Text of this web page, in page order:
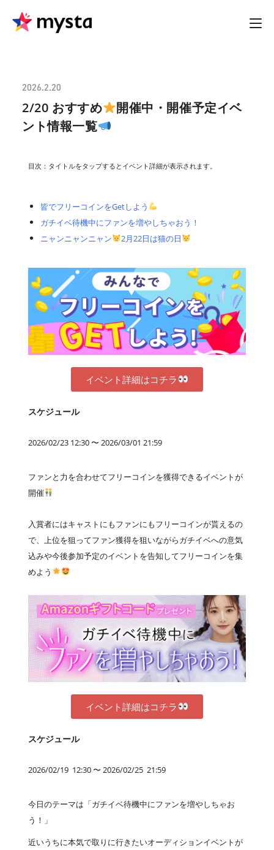
2026.2.20
2/20 おすすめ
開催中・開催予定イベ
ント情報一覧
目次：タイトルをタップするとイベント詳細が表示されます。
皆でフリーコインをGetしよう
ガチイベ待機中にファンを増やしちゃおう！
ニャンニャンニャン
2月22日は猫の日
イベント詳細はコチラ
スケジュール
2026/02/23 12:30 〜 2026/03/01 21:59
ファンと力を合わせてフリーコインを獲得できるイベントが
開催
入賞者にはキャストにもファンにもフリーコインが貰えるの
で、上位を狙ってファン獲得を狙いながらガチイベへの意気
込みや今後参加予定のイベントを告知してフリーコインを集
めよう
イベント詳細はコチラ
スケジュール
2026/02/19 12:30 〜 2026/02/25 21:59
今日のテーマは「ガチイベ待機中にファンを増やしちゃお
う！」
近いうちに本気で取りに行きたいオーディションイベントが